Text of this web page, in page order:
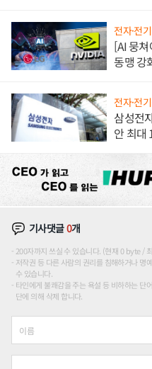
전자·전
[AI 뭉
동맹 강
전자·전
삼성전
안 최대
기사댓글0개
200자까지 쓰실 수 있습니다. (현재 0 byte /
저작권 등 다른 사람의 권리를 침해하거나 명
수 있습니다.
타인에게 불쾌감을 주는 욕설 등 비하하는 단
단에 의해 삭제 합니다.